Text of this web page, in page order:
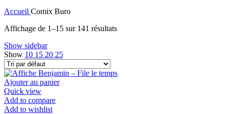
Accueil Comix Buro
Affichage de 1–15 sur 141 résultats
Show sidebar
Show 10 15 20 25
Ajouter au panier
Quick view
Add to compare
Add to wishlist